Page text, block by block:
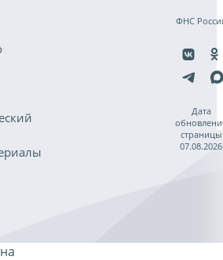
ФНС
Дата
страницы
07.08.2026